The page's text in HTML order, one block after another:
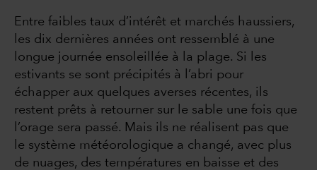
Entre faibles taux d’intérêt et marchés haussiers,
les dix dernières années ont ressemblé à une
longue journée ensoleillée à la plage. Si les
estivants se sont précipités à l’abri pour
échapper aux quelques averses récentes, ils
restent prêts à retourner sur le sable une fois que
l’orage sera passé. Mais ils ne réalisent pas que
le système météorologique a changé, avec plus
de nuages, des températures en baisse et des